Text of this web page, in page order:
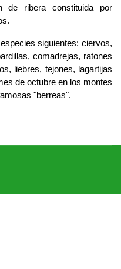
de ribera constituida por
siguientes: ciervos,
comadrejas, ratones
liebres, tejones, lagartijas
de octubre en los montes
"berreas".